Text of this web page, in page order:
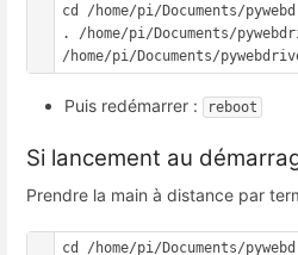
cd /home/pi/Documents/
. /home/pi/Documents/
/home/pi/Documents/
Puis redémarrer : reboot
Si lancement au
Prendre la main à distance par
cd /home/pi/Documents/